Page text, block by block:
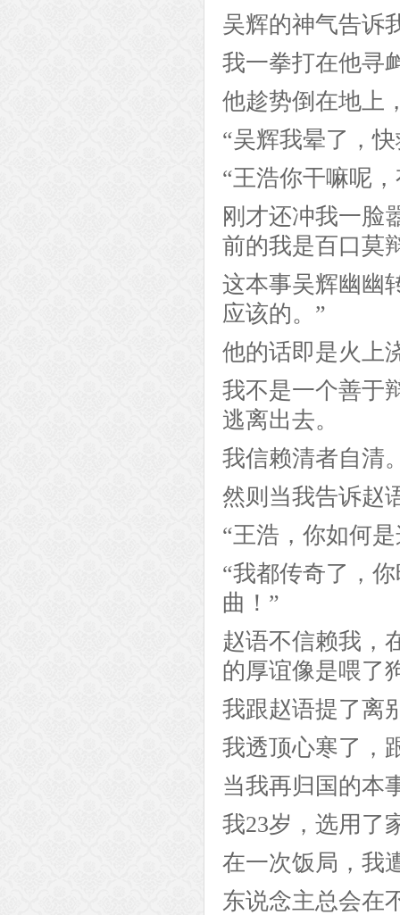
吴辉的神气告诉
我一拳打在他寻
他趁势倒在地上
“吴辉我晕了，
“王浩你干嘛呢
刚才还冲我一脸
前的我是百口莫
这本事吴辉幽幽
应该的。”
他的话即是火上
我不是一个善于
逃离出去。
我信赖清者自清
然则当我告诉赵
“王浩，你如何
“我都传奇了，
曲！”
赵语不信赖我，
的厚谊像是喂了
我跟赵语提了离
我透顶心寒了，
当我再归国的本
我23岁，选用了
在一次饭局，我
东说念主总会在